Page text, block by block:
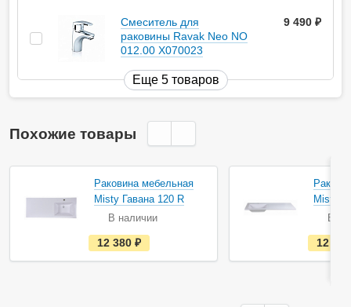
Смеситель для
раковины Ravak Neo NO
012.00 X070023
9 490
Еще 5 товаров
Похожие товары
Раковина мебельная
Misty Гавана 120 R
В наличии
е
с
т
12 380
Misty
В
12